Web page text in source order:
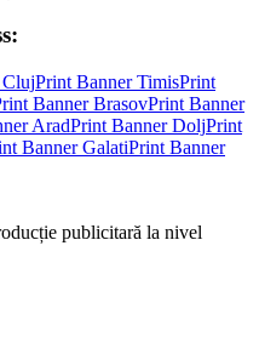
ClujPrint BannerTimisPrint
BannerBrasovPrint Banner
AradPrint BannerDoljPrint
BannerGalatiPrint Banner
publicitară la nivel